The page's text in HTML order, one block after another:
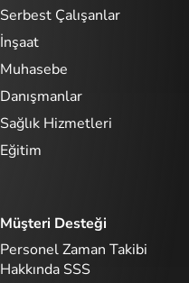
Serbest Çalışanlar
İnşaat
Muhasebe
Danışmanlar
Sağlık Hizmetleri
Eğitim
Müşteri Desteği
Personel Zaman Takibi
Hakkında SSS